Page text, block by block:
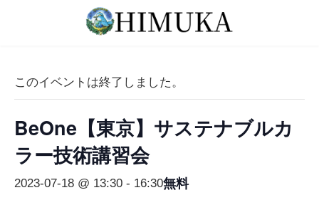
このイベントは終了しました。
BeOne【東京】サステナブルカ
ラー技術講習会
2023-07-18 @ 13:30 - 16:30無料